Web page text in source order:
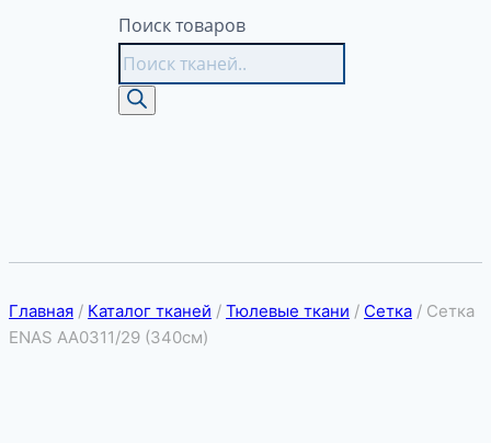
Поиск товаров
Главная / Каталог тканей / Тюлевые ткани / Сетка / Сетка
ENAS АА0311/29 (340см)